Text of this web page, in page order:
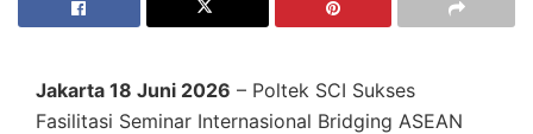
Jakarta 18 Juni 2026 – Poltek SCI Sukses
Fasilitasi Seminar Internasional Bridging ASEAN